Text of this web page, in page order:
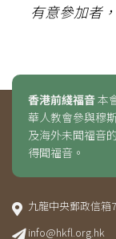
有意參加者
香港前綫福音本
華人教會參與穆
及海外未聞福音
得聞福音。
九龍中央郵政信箱
info@hkfl.org.hk